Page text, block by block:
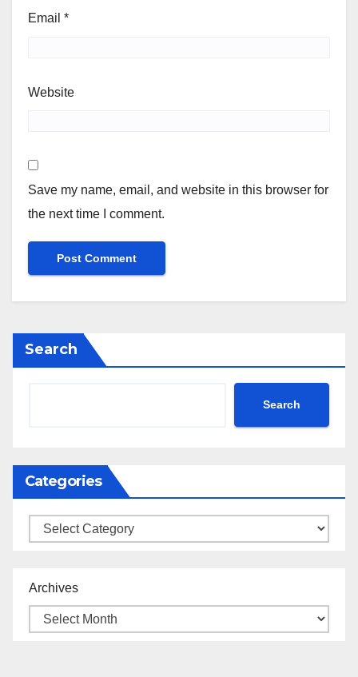
Email *
Website
Save my name, email, and website in this browser for
the next time I comment.
Search
Search
Categories
Categories
Archives